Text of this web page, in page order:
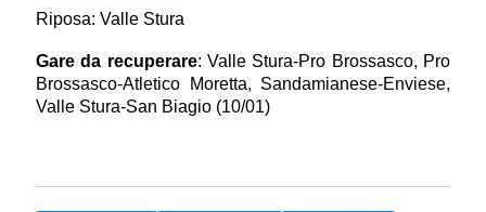
Riposa: Valle Stura
Gare da recuperare: Valle Stura-Pro Brossasco, Pro
Brossasco-Atletico Moretta, Sandamianese-Enviese,
Valle Stura-San Biagio (10/01)